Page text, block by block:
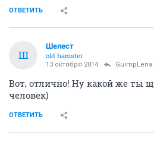
ОТВЕТИТЬ
Ш
Шелест
old hamster
13 октября 2014 GuimpLena
Вот, отлично! Ну какой же ты
человек)
ОТВЕТИТЬ